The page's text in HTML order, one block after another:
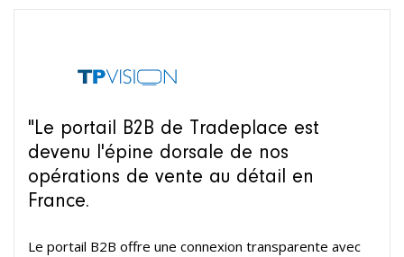
"Le portail B2B de Tradeplace est
devenu l'épine dorsale de nos
opérations de vente au détail en
France.
Le portail B2B offre une connexion transparente avec